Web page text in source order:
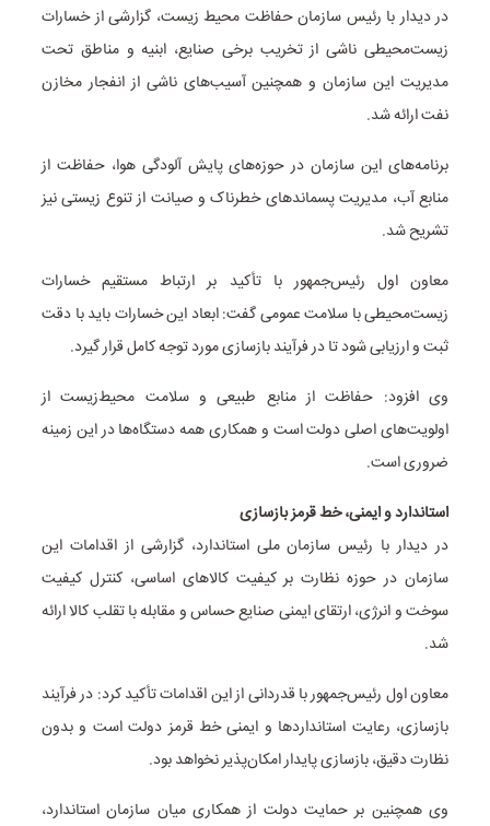
در دیدار با رئیس سازمان حفاظت محیط‌ زیست، گزارشی از خسارات
زیست‌محیطی ناشی از تخریب برخی صنایع، ابنیه و مناطق تحت
مدیریت این سازمان و همچنین آسیب‌های ناشی از انفجار مخازن
نفت ارائه شد.
برنامه‌های این سازمان در حوزه‌های پایش آلودگی هوا، حفاظت از
منابع آب، مدیریت پسماندهای خطرناک و صیانت از تنوع زیستی نیز
تشریح شد.
معاون اول رئیس‌جمهور با تأکید بر ارتباط مستقیم خسارات
زیست‌محیطی با سلامت عمومی گفت: ابعاد این خسارات باید با دقت
ثبت و ارزیابی شود تا در فرآیند بازسازی مورد توجه کامل قرار گیرد.
وی افزود: حفاظت از منابع طبیعی و سلامت محیط‌زیست از
اولویت‌های اصلی دولت است و همکاری همه دستگاه‌ها در این زمینه
ضروری است.
استاندارد و ایمنی، خط قرمز بازسازی
در دیدار با رئیس سازمان ملی استاندارد، گزارشی از اقدامات این
سازمان در حوزه نظارت بر کیفیت کالاهای اساسی، کنترل کیفیت
سوخت و انرژی، ارتقای ایمنی صنایع حساس و مقابله با تقلب کالا ارائه
شد.
معاون اول رئیس‌جمهور با قدردانی از این اقدامات تأکید کرد: در فرآیند
بازسازی، رعایت استانداردها و ایمنی خط قرمز دولت است و بدون
نظارت دقیق، بازسازی پایدار امکان‌پذیر نخواهد بود.
وی همچنین بر حمایت دولت از همکاری میان سازمان استاندارد،